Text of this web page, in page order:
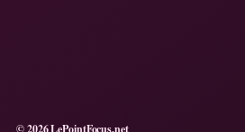
© 2026 LePointFocus.net